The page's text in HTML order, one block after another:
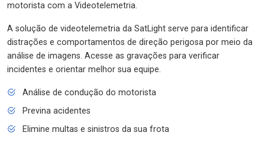
motorista com a Videotelemetria.
A solução de videotelemetria da SatLight serve para identificar
distrações e comportamentos de direção perigosa por meio da
análise de imagens. Acesse as gravações para verificar
incidentes e orientar melhor sua equipe.
Análise de condução do motorista
Previna acidentes
Elimine multas e sinistros da sua frota